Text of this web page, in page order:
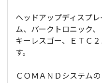
ヘッドアップディスプ
ム、パークトロニック、
キーレスゴー、ＥＴＣ
す。
ＣＯＭＡＮＤシステム